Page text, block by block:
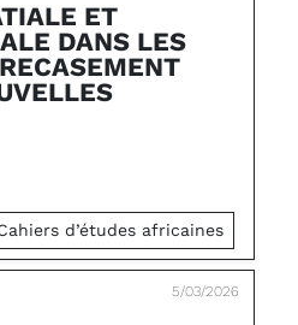
ET
DANS LES
d’études africaines
5/03/2026